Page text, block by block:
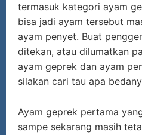
termasuk kategori ayam
bisa jadi ayam tersebut
ayam penyet. Buat
ditekan, atau dilumatkan
ayam geprek dan ayam
silakan cari tau apa
Ayam geprek pertama
sampe sekarang masih